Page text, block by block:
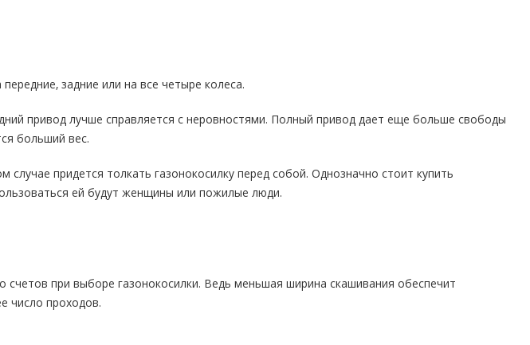
задние или на все четыре колеса.
привод лучше справляется с неровностями. Полный привод дает еще больше свободы
больший вес.
случае придется толкать газонокосилку перед собой. Однозначно стоит купить
ей будут женщины или пожилые люди.
счетов при выборе газонокосилки. Ведь меньшая ширина скашивания обеспечит
число проходов.